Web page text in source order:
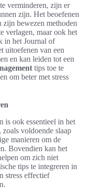
verminderen, zijn er
zijn. Het beoefenen
zijn bewezen methoden
verlagen, maar ook het
in het Journal of
uitoefenen van een
en kan leiden tot een
tips toe te
om beter met stress
is ook essentieel in het
zoals voldoende slaap
manieren om de
Bovendien kan het
om zich niet
tips te integreren in
stress effectief